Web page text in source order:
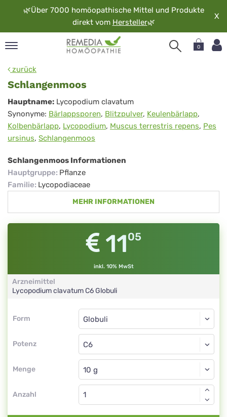
🌿Über 7000 homöopathische Mittel und Produkte
direkt vom Hersteller🌿
X
0
zurück
Schlangenmoos
Schlangenmoos
Hauptname: Lycopodium clavatum
Synonyme: Bärlappsporen, Blitzpulver, Keulenbärlapp,
Kolbenbärlapp, Lycopodium, Muscus terrestris repens, Pes
ursinus, Schlangenmoos
Schlangenmoos Informationen
Hauptgruppe: Pflanze
Familie: Lycopodiaceae
MEHR INFORMATIONEN
1105
inkl. 10% MwSt
Arzneimittel
Lycopodium clavatumC6Globuli
Form
Form
Potenz
Globuli
C6
Menge
Globuli
Anzahl